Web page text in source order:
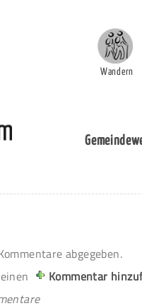
Wandern
abgegeben.
Kommentar